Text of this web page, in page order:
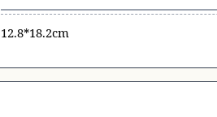
12.8*18.2cm